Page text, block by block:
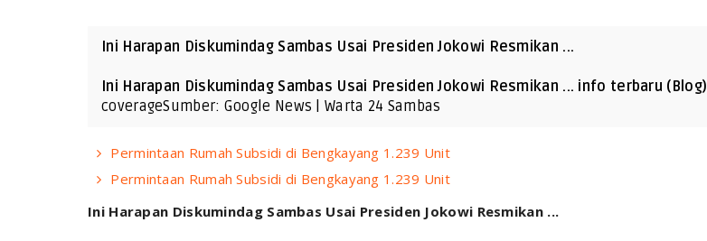
Ini Harapan Diskumindag Sambas Usai Presiden Jokowi Resmikan ...
Ini Harapan Diskumindag Sambas Usai Presiden Jokowi Resmikan ... info terbaru (Blog)
coverageSumber: Google News | Warta 24 Sambas
Permintaan Rumah Subsidi di Bengkayang 1.239 Unit
Permintaan Rumah Subsidi di Bengkayang 1.239 Unit
Ini Harapan Diskumindag Sambas Usai Presiden Jokowi Resmikan ...